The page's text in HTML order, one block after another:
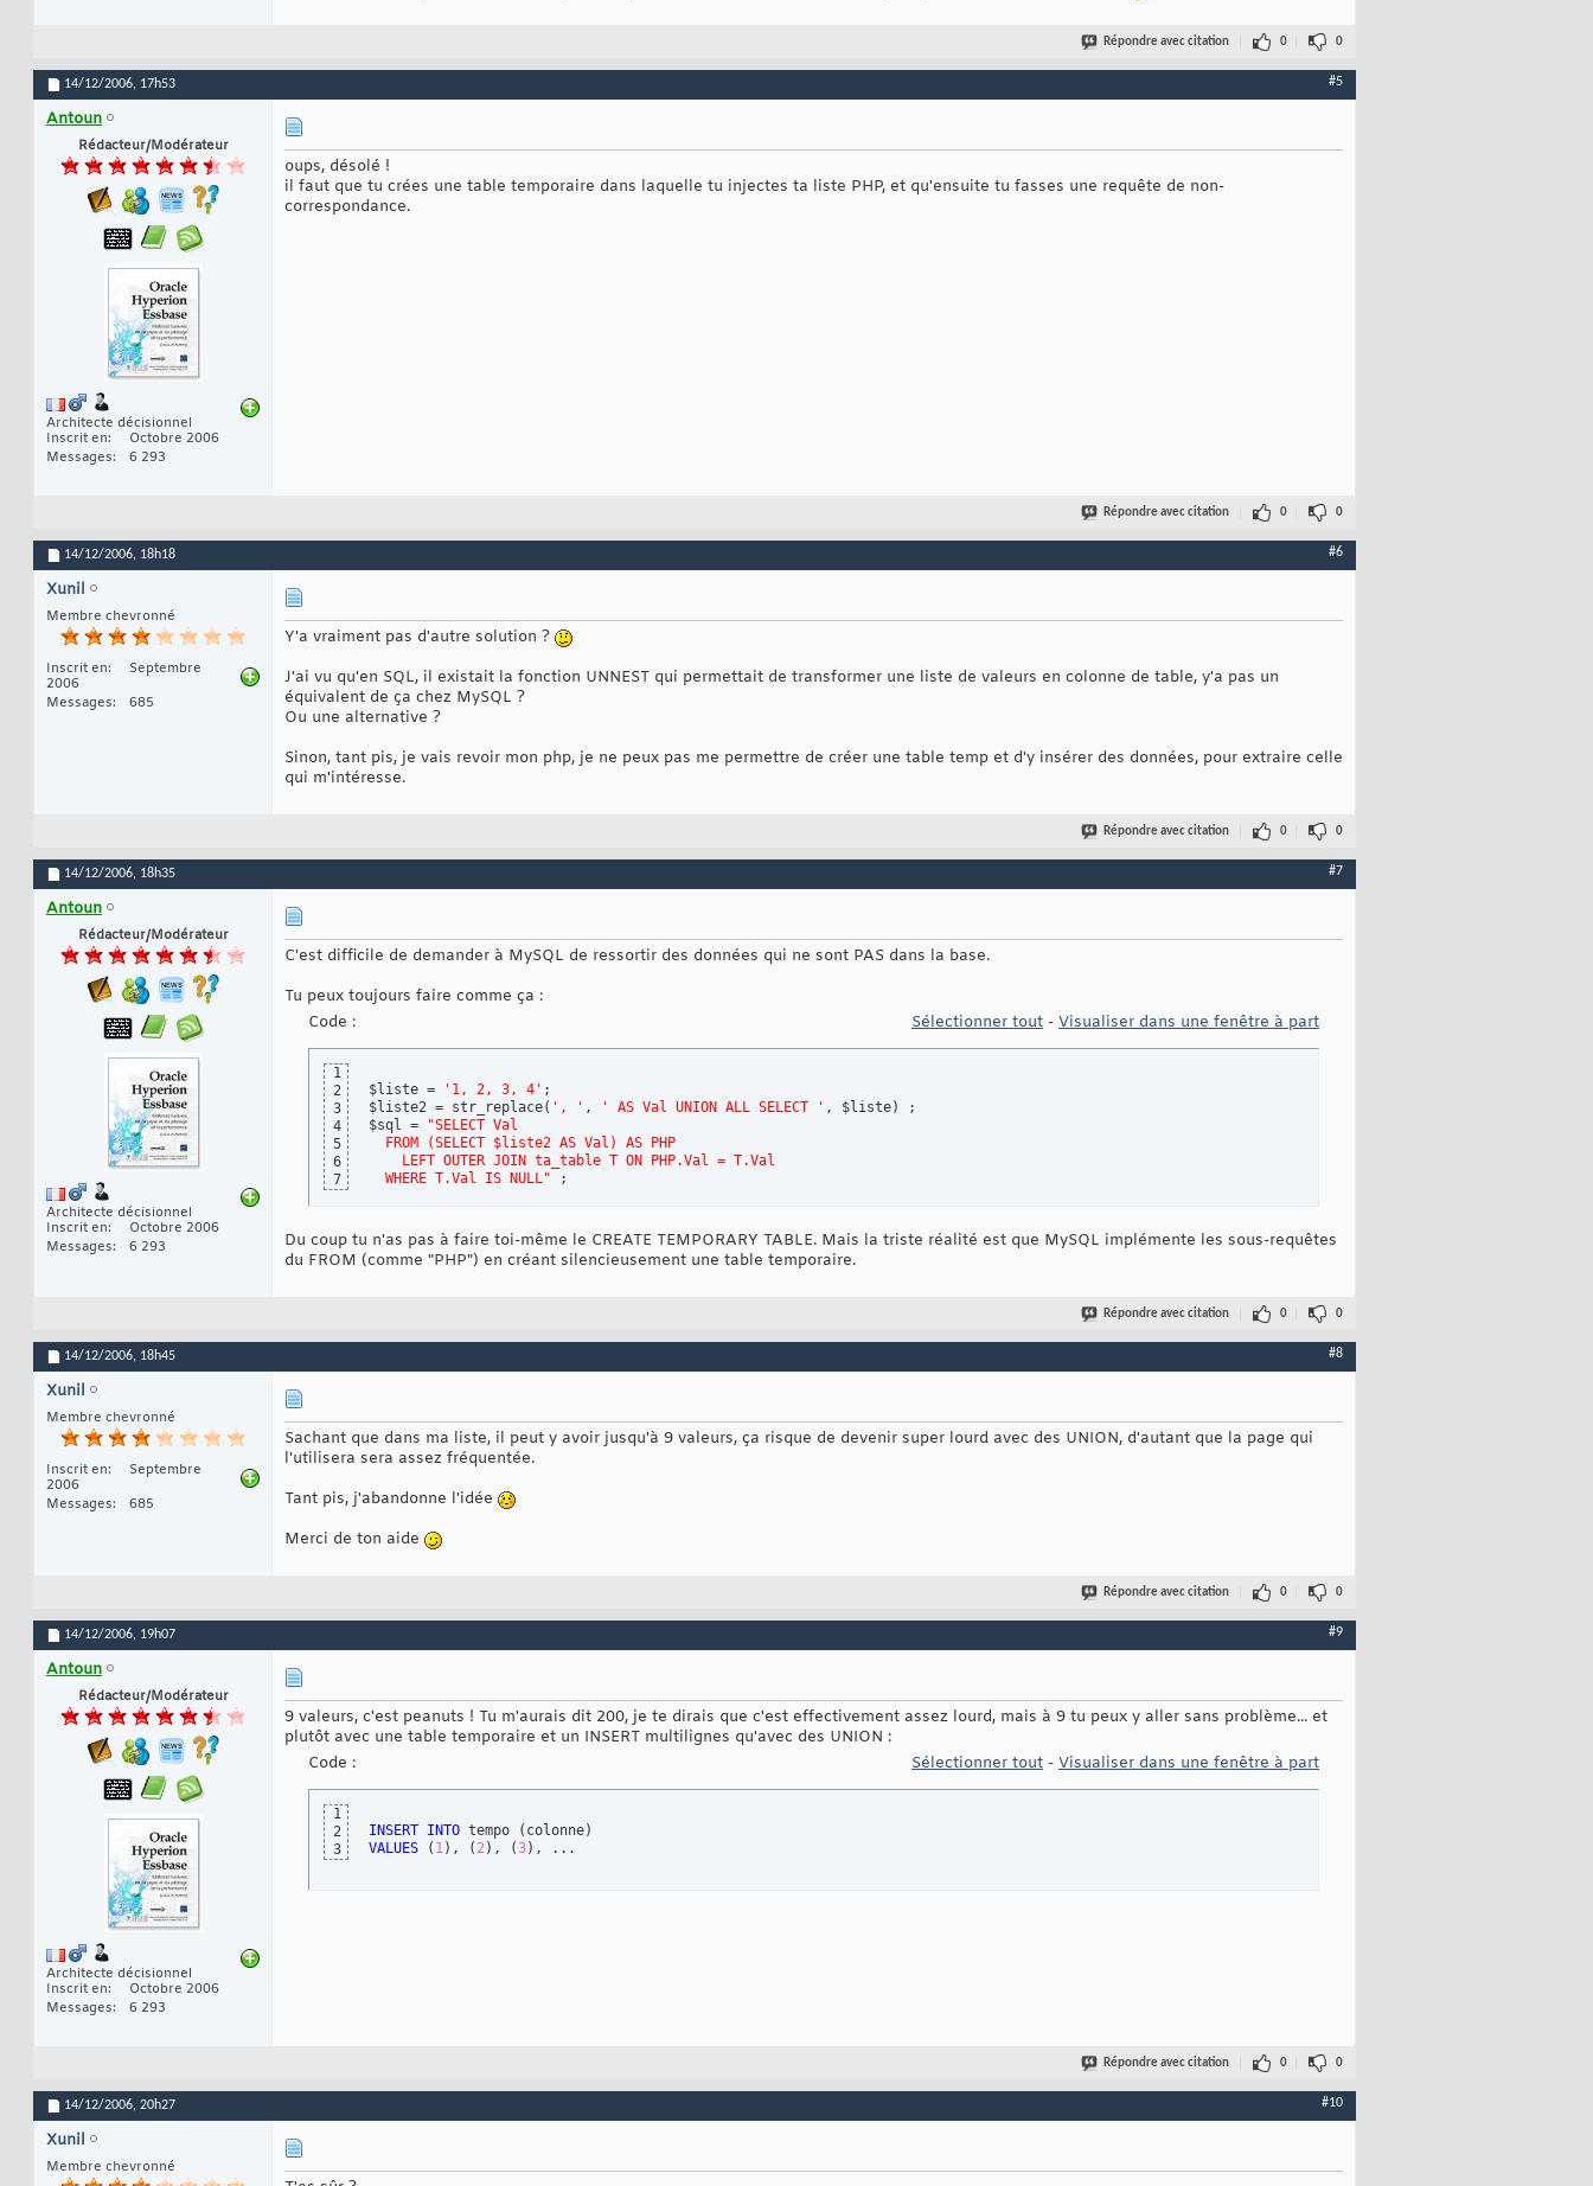
Répondre avec citation 0 0
14/12/2006, 17h53 #5
Antoun
Rédacteur/Modérateur
Architecte décisionnel
Inscrit en
Octobre 2006
Messages
6 293
oups, désolé !
il faut que tu crées une table temporaire dans laquelle tu injectes ta liste PHP, et qu'ensuite tu fasses une requête de non-
correspondance.
Répondre avec citation 0 0
14/12/2006, 18h18 #6
Xunil
Membre chevronné
Inscrit en
Septembre
2006
Messages
685
Y'a vraiment pas d'autre solution ?
J'ai vu qu'en SQL, il existait la fonction UNNEST qui permettait de transformer une liste de valeurs en colonne de table, y'a pas un
équivalent de ça chez MySQL ?
Ou une alternative ?
Sinon, tant pis, je vais revoir mon php, je ne peux pas me permettre de créer une table temp et d'y insérer des données, pour extraire celle
qui m'intéresse.
Répondre avec citation 0 0
14/12/2006, 18h35 #7
Antoun
Rédacteur/Modérateur
Architecte décisionnel
Inscrit en
Octobre 2006
Messages
6 293
C'est difficile de demander à MySQL de ressortir des données qui ne sont PAS dans la base.
Tu peux toujours faire comme ça :
Code :
Sélectionner tout - Visualiser dans une fenêtre à part
1
2
3
4
5
6
7
$liste = '1, 2, 3, 4' ;
$liste2 = str_replace( ', ' , ' AS Val UNION ALL SELECT ' , $liste)
;
$sql =
"SELECT Val
  FROM (SELECT $liste2 AS Val) AS PHP
    LEFT OUTER JOIN ta_table T ON PHP.Val = T.Val
  WHERE T.Val IS NULL"
;
Du coup tu n'as pas à faire toi-même le CREATE TEMPORARY TABLE. Mais la triste réalité est que MySQL implémente les sous-requêtes
du FROM (comme "PHP") en créant silencieusement une table temporaire.
Répondre avec citation 0 0
14/12/2006, 18h45 #8
Xunil
Membre chevronné
Inscrit en
Septembre
2006
Messages
685
Sachant que dans ma liste, il peut y avoir jusqu'à 9 valeurs, ça risque de devenir super lourd avec des UNION, d'autant que la page qui
l'utilisera sera assez fréquentée.
Tant pis, j'abandonne l'idée
Merci de ton aide
Répondre avec citation 0 0
14/12/2006, 19h07 #9
Antoun
Rédacteur/Modérateur
Architecte décisionnel
Inscrit en
Octobre 2006
Messages
6 293
9 valeurs, c'est peanuts ! Tu m'aurais dit 200, je te dirais que c'est effectivement assez lourd, mais à 9 tu peux y aller sans problème... et
plutôt avec une table temporaire et un INSERT multilignes qu'avec des UNION :
Code :
Sélectionner tout - Visualiser dans une fenêtre à part
1
2
3
INSERT INTO tempo ( colonne)
VALUES
( 1 ) , ( 2 ) , (3) , ...
Répondre avec citation 0 0
14/12/2006, 20h27 #10
Xunil
Membre chevronné